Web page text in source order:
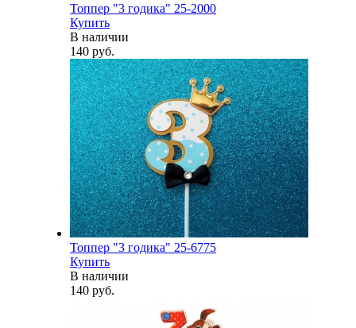
Топпер "3 годика" 25-2000
Купить
В наличии
140 руб.
Топпер "3 годика" 25-6775
Купить
В наличии
140 руб.